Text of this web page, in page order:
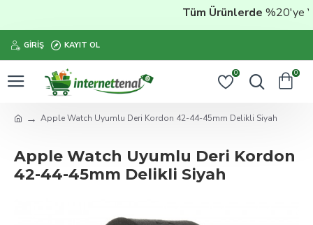
Tüm Ürünlerde%20'ye
GIRIŞ KAYIT OL
0 0
Apple Watch Uyumlu Deri Kordon 42-44-45mm Delikli Siyah
Apple Watch Uyumlu Deri Kordon
42-44-45mm Delikli Siyah